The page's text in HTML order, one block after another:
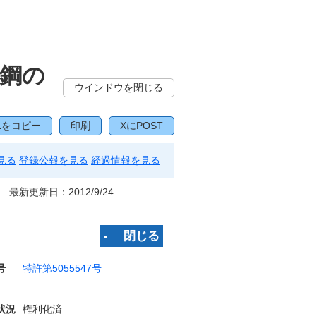
の
ウインドウを閉じる
コピー 印刷 XにPOST
る 登録公報を見る 経過情報を見る
最新更新日： 2012/9/24
‐ 閉じる
特許第5055547号
況
権利化済